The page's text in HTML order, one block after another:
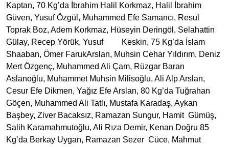
Kaptan, 70 Kg’da İbrahim Halil Korkmaz, Halil İbrahim
Güven, Yusuf Özgül, Muhammed Efe Samancı, Resul
Toprak Boz, Adem Korkmaz, Hüseyin Deringöl, Selahattin
Gülay, Recep Yörük, Yusuf Keskin, 75 Kg’da İslam
Shaaban, Ömer FarukArslan, Muhsin Cehar Yıldırım, Deniz
Mert Özgenç, Muhammed Ali Çam, Rüzgar Baran
Aslanoğlu, Muhammet Muhsin Milisoğlu, Ali Alp Arslan,
Cesur Efe Dikmen, Yağız Efe Arslan, 80 Kg’da Tuğrahan
Göçen, Muhammed Ali Tatlı, Mustafa Karadaş, Aykan
Başbey, Ziver Bacaksız, Ramazan Sungur, Hamit Gümüş,
Salih Karamahmutoğlu, Ali Rıza Demir, Kenan Doğru 85
Kg’da Berkay Uygan, Ramazan Sezer Cüce, Mahmut